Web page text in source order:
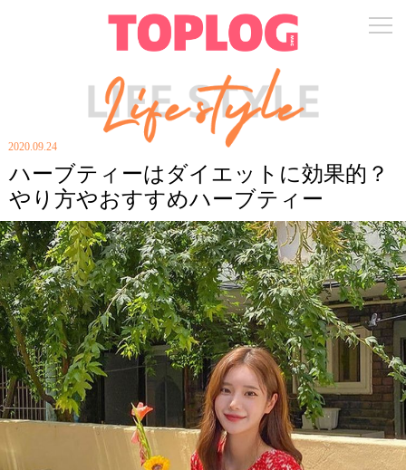
2020.09.24
ハーブティーはダイエットに効果的？
やり方やおすすめハーブティー